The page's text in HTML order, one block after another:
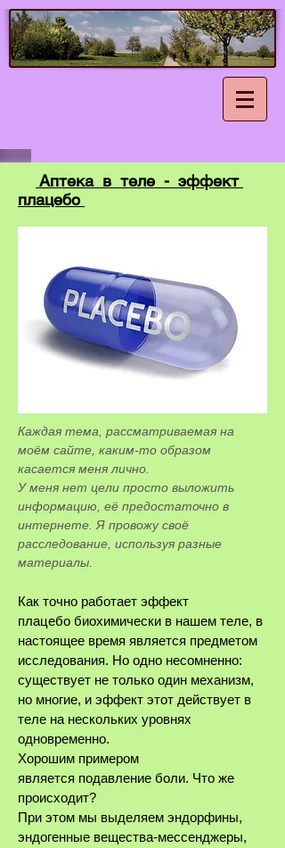
Аптека в теле - эффект
плацебо
Каждая тема, рассматриваемая на
моём сайте, каким-то образом
касается меня лично.
У меня нет цели просто выложить
информацию, её предостаточно в
интернете. Я провожу своё
расследование, используя разные
материалы.
Как точно работает эффект
плацебо биохимически в нашем теле, в
настоящее время является предметом
исследования. Но одно несомненно:
существует не только один механизм,
но многие, и эффект этот действует в
теле на нескольких уровнях
одновременно.
Хорошим примером
является подавление боли. Что же
происходит?
При этом мы выделяем эндорфины,
эндогенные вещества-мессенджеры,